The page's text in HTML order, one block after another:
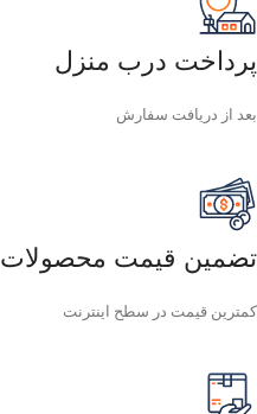
پرداخت درب منزل
بعد از دریافت سفارش
تضمین قیمت محصولات
کمترین قیمت در سطح اینترنت